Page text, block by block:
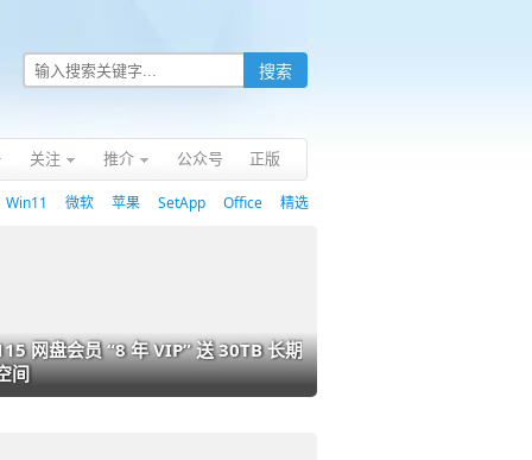
关注 推介 公众号 正版
Win11 微软 苹果 SetApp Office 精选
网盘会员 “8 年 VIP” 送 30TB 长期
间